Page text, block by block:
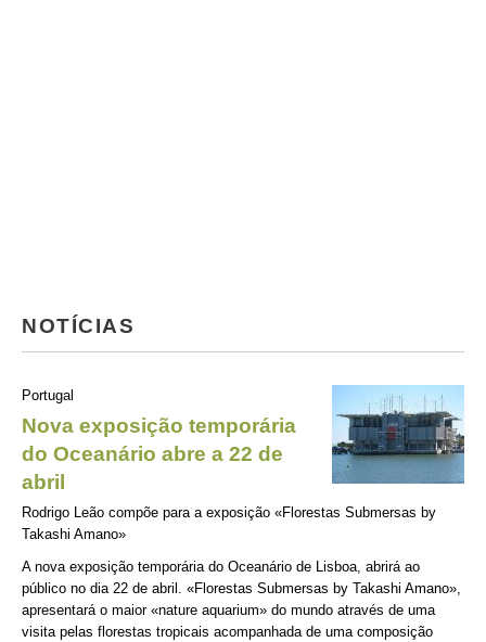
NOTÍCIAS
Portugal
Nova exposição temporária
do Oceanário abre a 22 de
abril
Rodrigo Leão compõe para a exposição «Florestas Submersas by
Takashi Amano»
A nova exposição temporária do Oceanário de Lisboa, abrirá ao
público no dia 22 de abril. «Florestas Submersas by Takashi Amano»,
apresentará o maior «nature aquarium» do mundo através de uma
visita pelas florestas tropicais acompanhada de uma composição